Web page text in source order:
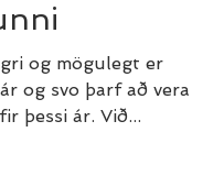
og mögulegt er
og svo þarf að vera
þessi ár. Við...